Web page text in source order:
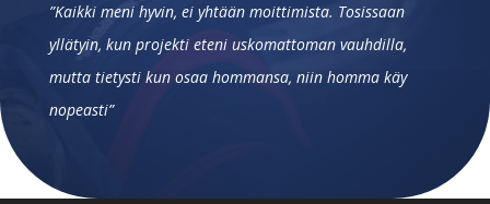
”Kaikki meni hyvin, ei yhtään moittimista. Tosissaan
yllätyin, kun projekti eteni uskomattoman vauhdilla,
mutta tietysti kun osaa hommansa, niin homma käy
nopeasti”